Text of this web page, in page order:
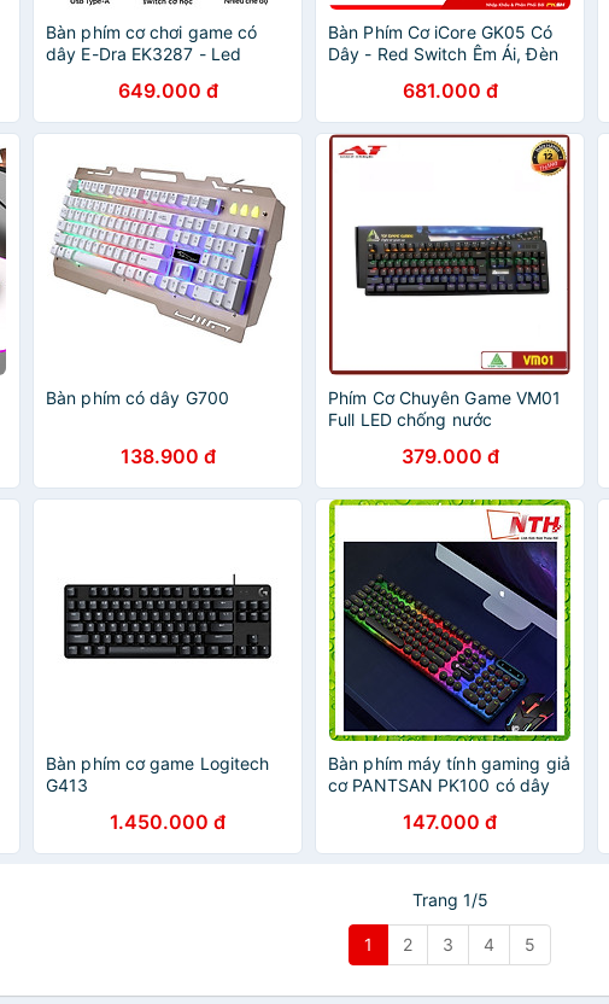
Bàn phím cơ chơi game có
dây E-Dra EK3287 - Led
Hàng chính hãng
649.000 đ
Bàn Phím Cơ iCore GK05 Có
Dây - Red Switch Êm Ái, Đèn
681.000 đ
Bàn phím có dây G700
138.900 đ
Phím Cơ Chuyên Game VM01
Full LED chống nước
379.000 đ
Bàn phím cơ game Logitech
G413
1.450.000 đ
Bàn phím máy tính gaming giả
cơ PANTSAN PK100 có dây
NTH - Hàng Nhập Khẩu
147.000 đ
Trang 1/5
1 2 3 4 5